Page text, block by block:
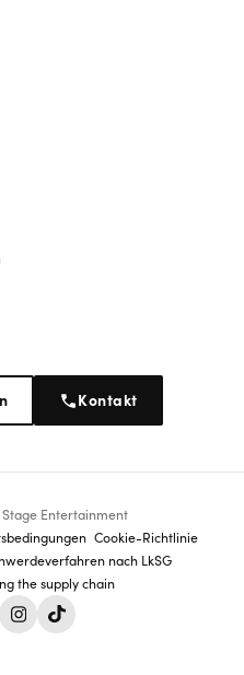
Kontakt
Entertainment
Cookie-Richtlinie
nach LkSG
the supply chain
Instagram
Tiktok